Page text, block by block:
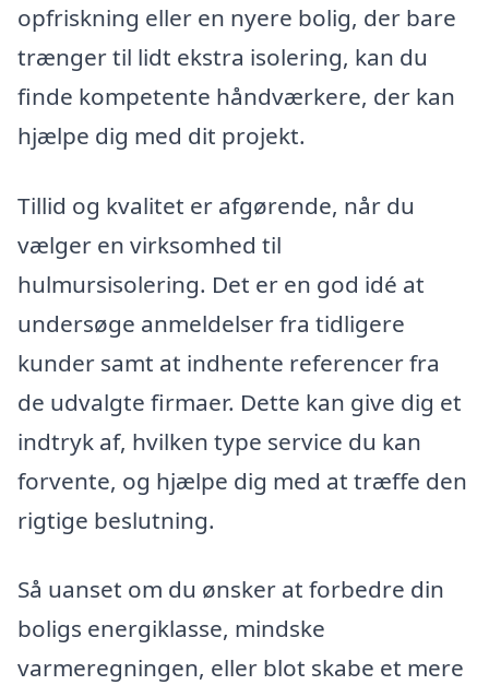
opfriskning eller en nyere bolig, der bare
trænger til lidt ekstra isolering, kan du
finde kompetente håndværkere, der kan
hjælpe dig med dit projekt.
Tillid og kvalitet er afgørende, når du
vælger en virksomhed til
hulmursisolering. Det er en god idé at
undersøge anmeldelser fra tidligere
kunder samt at indhente referencer fra
de udvalgte firmaer. Dette kan give dig et
indtryk af, hvilken type service du kan
forvente, og hjælpe dig med at træffe den
rigtige beslutning.
Så uanset om du ønsker at forbedre din
boligs energiklasse, mindske
varmeregningen, eller blot skabe et mere